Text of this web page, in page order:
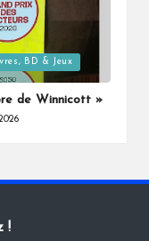
BD & Jeux
de Winnicott »
!